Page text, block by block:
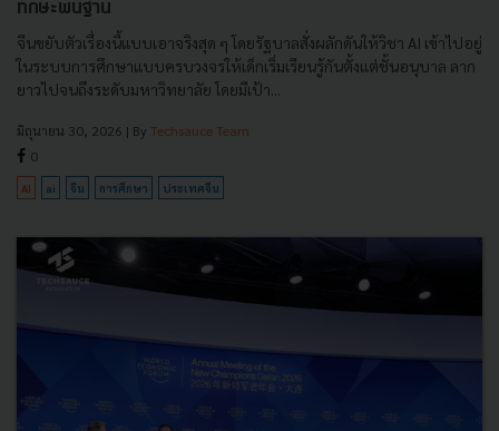
ทักษะพื้นฐาน
จีนขยับตัวเรื่องนี้แบบเอาจริงสุด ๆ โดยรัฐบาลสั่งผลักดันให้วิชา AI เข้าไปอยู่
ในระบบการศึกษาแบบครบวงจรให้เด็กเริ่มเรียนรู้กันตั้งแต่ชั้นอนุบาล ลาก
ยาวไปจนถึงระดับมหาวิทยาลัย โดยมีเป้า...
มิถุนายน 30, 2026 | By Techsauce Team
0
AI ai จีน การศึกษา ประเทศจีน